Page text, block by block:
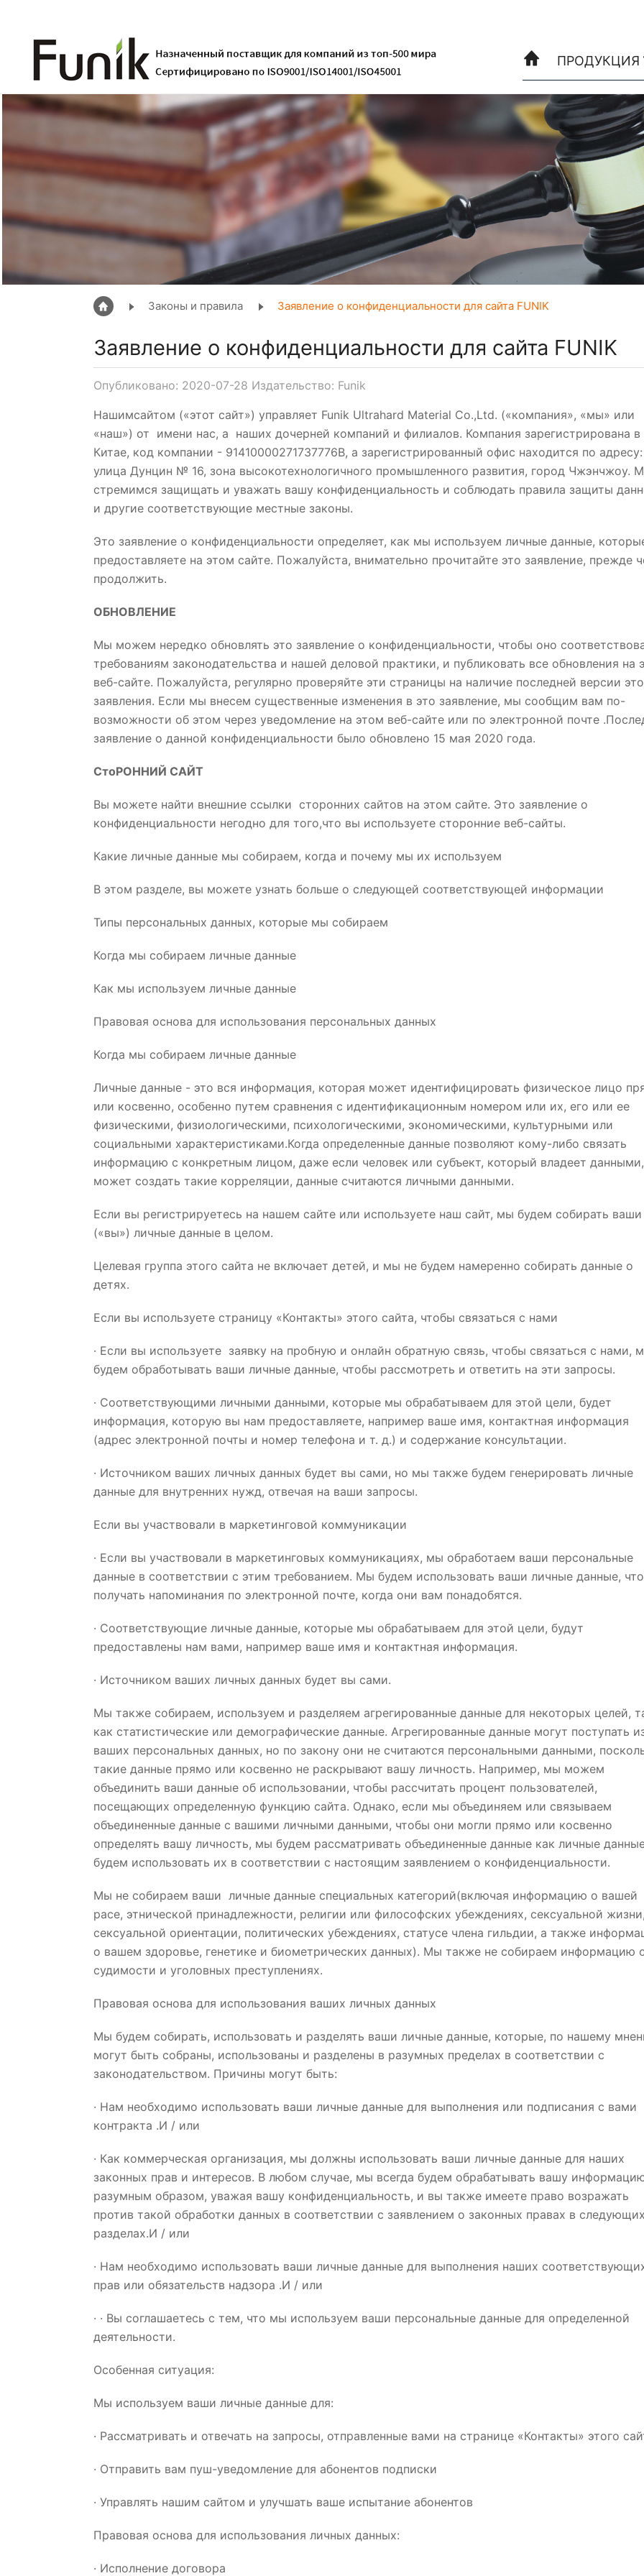
ПРОДУКЦИЯ
Законы и правила Заявление о конфиденциальности для сайта FUNIK
Заявление о конфиденциальности для сайта FUNIK
Опубликовано: 2020-07-28 Издательство: Funik
Нашимсайтом («этот сайт») управляет Funik Ultrahard Material Co.,Ltd. («компания», «мы» или
«наш») от имени нас, а наших дочерней компаний и филиалов. Компания зарегистрирована в
Китае, код компании - 91410000271737776B, а зарегистрированный офис находится по адресу:
улица Дунцин № 16, зона высокотехнологичного промышленного развития, город Чжэнчжоу.
стремимся защищать и уважать вашу конфиденциальность и соблюдать правила защиты
и другие соответствующие местные законы.
Это заявление о конфиденциальности определяет, как мы используем личные данные,
предоставляете на этом сайте. Пожалуйста, внимательно прочитайте это заявление, прежде
продолжить.
ОБНОВЛЕНИЕ
Мы можем нередко обновлять это заявление о конфиденциальности, чтобы оно
требованиям законодательства и нашей деловой практики, и публиковать все обновления на
веб-сайте. Пожалуйста, регулярно проверяйте эти страницы на наличие последней версии
заявления. Если мы внесем существенные изменения в это заявление, мы сообщим вам по-
возможности об этом через уведомление на этом веб-сайте или по электронной почте
заявление о данной конфиденциальности было обновлено 15 мая 2020 года.
СтоРОННИЙ САЙТ
Вы можете найти внешние ссылки сторонних сайтов на этом сайте. Это заявление о
конфиденциальности негодно для того,что вы используете сторонние веб-сайты.
Какие личные данные мы собираем, когда и почему мы их используем
В этом разделе, вы можете узнать больше о следующей соответствующей информации
Типы персональных данных, которые мы собираем
Когда мы собираем личные данные
Как мы используем личные данные
Правовая основа для использования персональных данных
Когда мы собираем личные данные
Личные данные - это вся информация, которая может идентифицировать физическое лицо
или косвенно, особенно путем сравнения с идентификационным номером или их, его или ее
физическими, физиологическими, психологическими, экономическими, культурными или
социальными характеристиками.Когда определенные данные позволяют кому-либо связать
информацию с конкретным лицом, даже если человек или субъект, который владеет
может создать такие корреляции, данные считаются личными данными.
Если вы регистрируетесь на нашем сайте или используете наш сайт, мы будем собирать ваши
(«вы») личные данные в целом.
Целевая группа этого сайта не включает детей, и мы не будем намеренно собирать данные о
детях.
Если вы используете страницу «Контакты» этого сайта, чтобы связаться с нами​
· Если вы используете заявку на пробную и онлайн обратную связь, чтобы связаться с нами,
будем обработывать ваши личные данные, чтобы рассмотреть и ответить на эти запросы.
· Соответствующими личными данными, которые мы обрабатываем для этой цели, будет
информация, которую вы нам предоставляете, например ваше имя, контактная информация
(адрес электронной почты и номер телефона и т. д.) и содержание консультации.
· Источником ваших личных данных будет вы сами, но мы также будем генерировать личные
данные для внутренних нужд, отвечая на ваши запросы.
Если вы участвовали в маркетинговой коммуникации
· Если вы участвовали в маркетинговых коммуникациях, мы обработаем ваши персональные
данные в соответствии с этим требованием. Мы будем использовать ваши личные данные,
получать напоминания по электронной почте, когда они вам понадобятся.
· Соответствующие личные данные, которые мы обрабатываем для этой цели, будут
предоставлены нам вами, например ваше имя и контактная информация.
· Источником ваших личных данных будет вы сами.
Мы также собираем, используем и разделяем агрегированные данные для некоторых целей,
как статистические или демографические данные. Агрегированные данные могут поступать
ваших персональных данных, но по закону они не считаются персональными данными,
такие данные прямо или косвенно не раскрывают вашу личность. Например, мы можем
объединить ваши данные об использовании, чтобы рассчитать процент пользователей,
посещающих определенную функцию сайта. Однако, если мы объединяем или связываем
объединенные данные с вашими личными данными, чтобы они могли прямо или косвенно
определять вашу личность, мы будем рассматривать объединенные данные как личные
будем использовать их в соответствии с настоящим заявлением о конфиденциальности.
Мы не собираем ваши личные данные специальных категорий(включая информацию о вашей
расе, этнической принадлежности, религии или философских убеждениях, сексуальной жизни,
сексуальной ориентации, политических убеждениях, статусе члена гильдии, а также
о вашем здоровье, генетике и биометрических данных). Мы также не собираем информацию
судимости и уголовных преступлениях.
Правовая основа для использования ваших личных данных
Мы будем собирать, использовать и разделять ваши личные данные, которые, по нашему
могут быть собраны, использованы и разделены в разумных пределах в соответствии с
законодательством. Причины могут быть:
· Нам необходимо использовать ваши личные данные для выполнения или подписания с вами
контракта .И / или
· Как коммерческая организация, мы должны использовать ваши личные данные для наших
законных прав и интересов. В любом случае, мы всегда будем обрабатывать вашу
разумным образом, уважая вашу конфиденциальность, и вы также имеете право возражать
против такой обработки данных в соответствии с заявлением о законных правах в следующих
разделах.И / или
· Нам необходимо использовать ваши личные данные для выполнения наших
прав или обязательств надзора .И / или
· · Вы соглашаетесь с тем, что мы используем ваши персональные данные для определенной
деятельности.
Особенная ситуация:
Мы используем ваши личные данные для:
· Рассматривать и отвечать на запросы, отправленные вами на странице «Контакты» этого
· Отправить вам пуш-уведомление для абонентов подписки
· Управлять нашим сайтом и улучшать ваше испытание абонентов
Правовая основа для использования личных данных:
· Исполнение договора